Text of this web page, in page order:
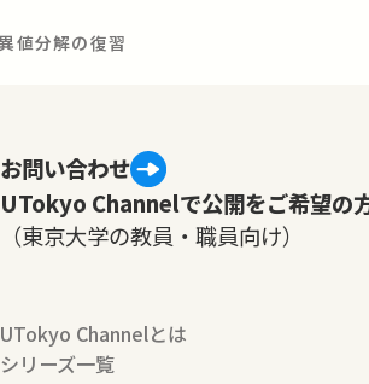
値分解の復習
お問い合わせ
UTokyo Channelで公開をご希望の
（東京大学の教員・職員向け）
UTokyo Channelとは
シリーズ一覧